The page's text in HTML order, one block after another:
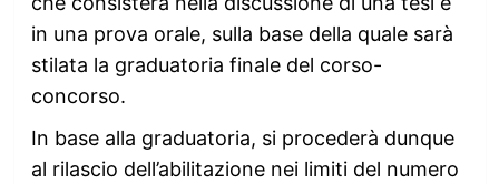
in una prova orale, sulla base della quale sarà
stilata la graduatoria finale del corso-
concorso.
In base alla graduatoria, si procederà dunque
al rilascio dell’abilitazione nei limiti del numero